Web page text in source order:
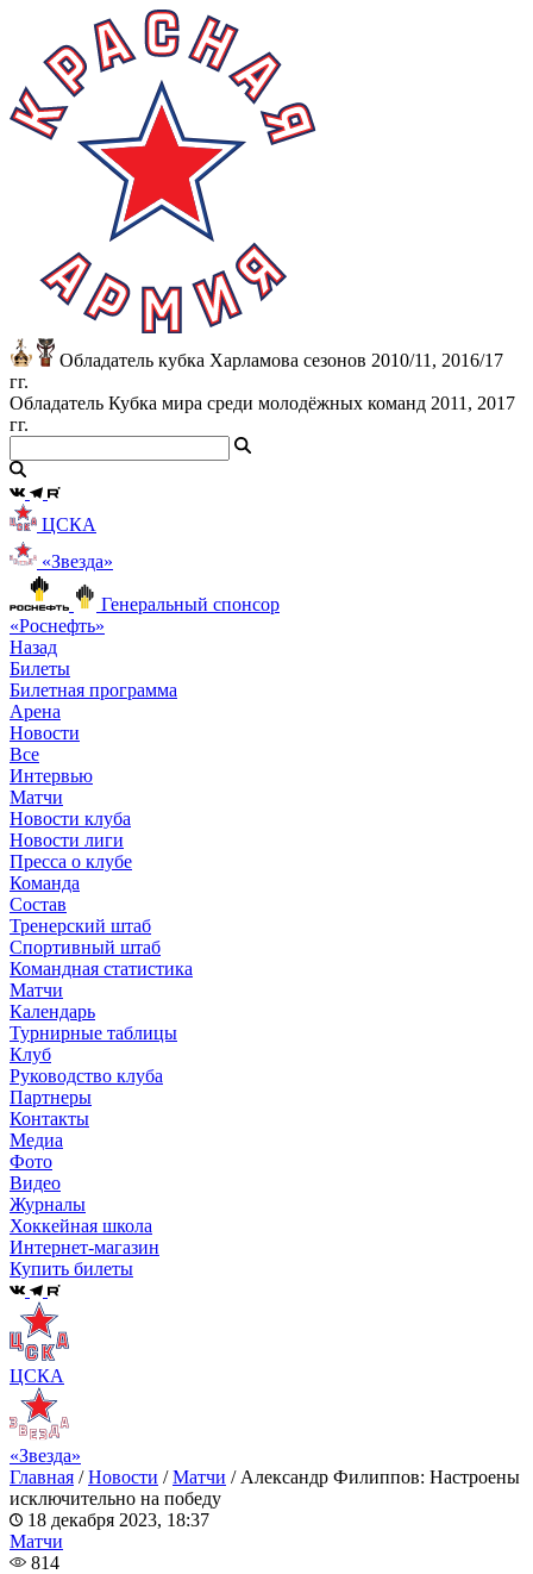
Обладатель кубка Харламова сезонов 2010/11, 2016/17
гг.
Обладатель Кубка мира среди молодёжных команд 2011, 2017
гг.
ЦСКА
«Звезда»
Генеральный спонсор
«Роснефть»
Назад
Билеты
Билетная программа
Арена
Новости
Все
Интервью
Матчи
Новости клуба
Новости лиги
Пресса о клубе
Команда
Состав
Тренерский штаб
Спортивный штаб
Командная статистика
Матчи
Календарь
Турнирные таблицы
Клуб
Руководство клуба
Партнеры
Контакты
Медиа
Фото
Видео
Журналы
Хоккейная школа
Интернет-магазин
Купить билеты
ЦСКА
«Звезда»
Главная /Новости /Матчи / Александр Филиппов: Настроены
исключительно на победу
18 декабря 2023, 18:37
Матчи
814